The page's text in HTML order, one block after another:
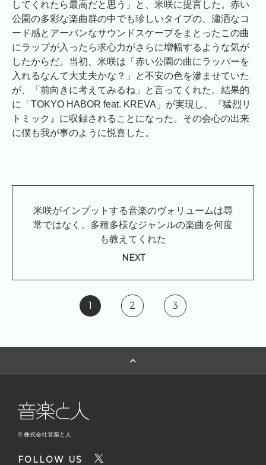
してくれたら最高だと思う」と、米咲に提言した。赤い
公園の多彩な楽曲群の中でも珍しいタイプの、瀟洒なコ
ード感とアーバンなサウンドスケープをまとったこの曲
にラップが入ったら求心力がさらに増幅するような気が
したからだ。当初、米咲は「赤い公園の曲にラッパーを
入れるなんて大丈夫かな？」と不安の色を滲ませていた
が、「前向きに考えてみるね」と言ってくれた。結果的
に「 TOKYO HABOR feat. KREVA」が実現し、『猛烈リ
トミック』に収録されることになった。その会心の出来
に僕も我が事のように悦喜した。
米咲がインプットする音楽のヴォリュームは尋
常ではなく、多種多様なジャンルの楽曲を何度
も教えてくれた
NEXT
1 2 3
© 株式会社音楽と人
FOLLOW US